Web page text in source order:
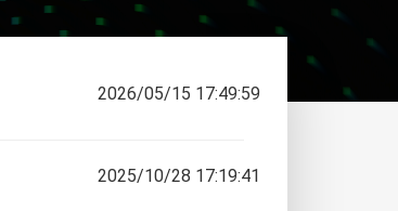
2026/05/15 17:49:59
2025/10/28 17:19:41